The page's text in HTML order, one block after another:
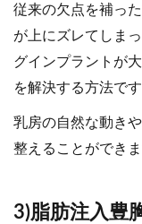
従来の欠点を補っ
が上にズレてしま
グインプラントが
を解決する方法です
乳房の自然な動き
整えることができま
3)脂肪注入豊